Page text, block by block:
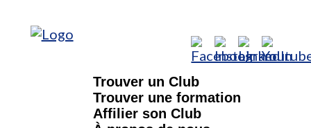
Trouver un Club
Trouver une formation
Affilier son Club